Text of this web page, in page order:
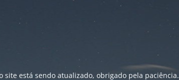
site está sendo atualizado, obrigado pela paciência.